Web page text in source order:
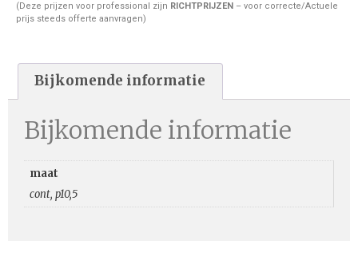
(Deze prijzen voor professional zijn RICHTPRIJZEN – voor correcte/Actuele
prijs steeds offerte aanvragen)
Bijkomende informatie
Bijkomende informatie
maat
cont, p10,5